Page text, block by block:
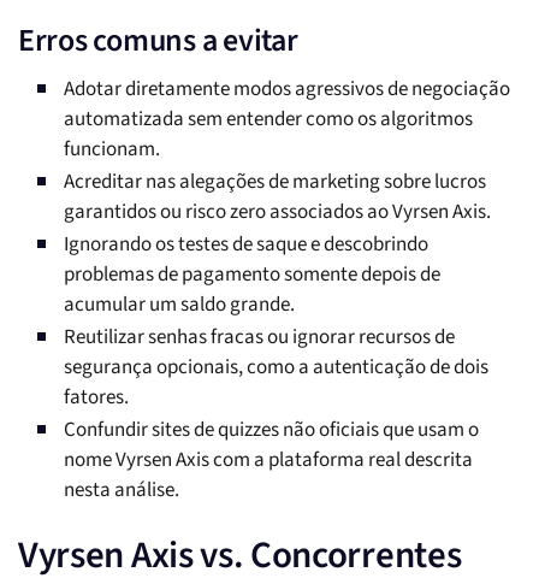
Erros comuns a evitar
Adotar diretamente modos agressivos de negociação
automatizada sem entender como os algoritmos
funcionam.
Acreditar nas alegações de marketing sobre lucros
garantidos ou risco zero associados ao Vyrsen Axis.
Ignorando os testes de saque e descobrindo
problemas de pagamento somente depois de
acumular um saldo grande.
Reutilizar senhas fracas ou ignorar recursos de
segurança opcionais, como a autenticação de dois
fatores.
Confundir sites de quizzes não oficiais que usam o
nome Vyrsen Axis com a plataforma real descrita
nesta análise.
Vyrsen Axis vs. Concorrentes